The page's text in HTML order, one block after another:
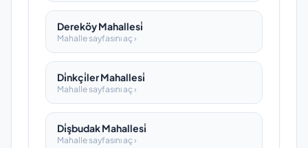
Dereköy Mahallesi̇
Mahalle sayfasını aç ›
Di̇nkçi̇ler Mahallesi̇
Mahalle sayfasını aç ›
Di̇şbudak Mahallesi̇
Mahalle sayfasını aç ›